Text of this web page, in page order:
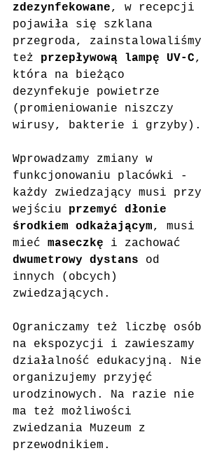
zdezynfekowane, w recepcji
pojawiła się szklana
przegroda, zainstalowaliśmy
też przepływową lampę UV-C,
która na bieżąco
dezynfekuje powietrze
(promieniowanie niszczy
wirusy, bakterie i grzyby).
Wprowadzamy zmiany w
funkcjonowaniu placówki -
każdy zwiedzający musi przy
wejściu przemyć dłonie
środkiem odkażającym, musi
mieć maseczkę i zachować
dwumetrowy dystans od
innych (obcych)
zwiedzających.
Ograniczamy też liczbę osób
na ekspozycji i zawieszamy
działalność edukacyjną. Nie
organizujemy przyjęć
urodzinowych. Na razie nie
ma też możliwości
zwiedzania Muzeum z
przewodnikiem.